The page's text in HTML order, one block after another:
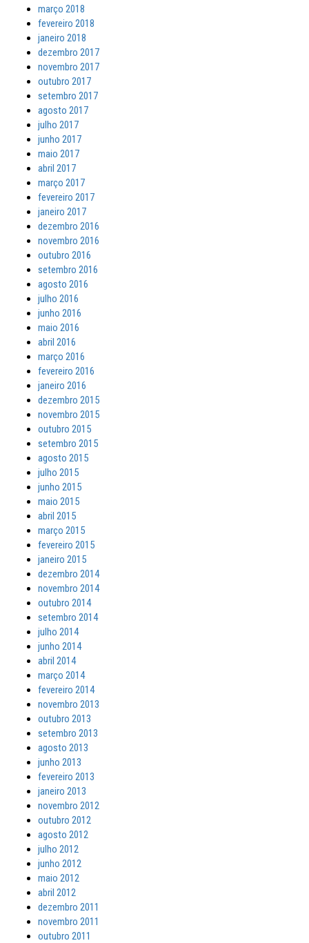
março 2018
fevereiro 2018
janeiro 2018
dezembro 2017
novembro 2017
outubro 2017
setembro 2017
agosto 2017
julho 2017
junho 2017
maio 2017
abril 2017
março 2017
fevereiro 2017
janeiro 2017
dezembro 2016
novembro 2016
outubro 2016
setembro 2016
agosto 2016
julho 2016
junho 2016
maio 2016
abril 2016
março 2016
fevereiro 2016
janeiro 2016
dezembro 2015
novembro 2015
outubro 2015
setembro 2015
agosto 2015
julho 2015
junho 2015
maio 2015
abril 2015
março 2015
fevereiro 2015
janeiro 2015
dezembro 2014
novembro 2014
outubro 2014
setembro 2014
julho 2014
junho 2014
abril 2014
março 2014
fevereiro 2014
novembro 2013
outubro 2013
setembro 2013
agosto 2013
junho 2013
fevereiro 2013
janeiro 2013
novembro 2012
outubro 2012
agosto 2012
julho 2012
junho 2012
maio 2012
abril 2012
dezembro 2011
novembro 2011
outubro 2011